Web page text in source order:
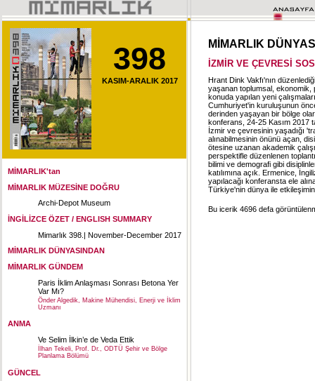
398
KASIM-ARALIK 2017
MİMARLIK'tan
MİMARLIK MÜZESİNE DOĞRU
Archi-Depot Museum
İNGİLİZCE ÖZET / ENGLISH SUMMARY
Mimarlık 398.| November-December 2017
MİMARLIK DÜNYASINDAN
MİMARLIK GÜNDEM
Paris İklim Anlaşması Sonrası Betona Yer
Var Mı?
Önder Algedik, Makine Mühendisi, Enerji ve İklim
Uzmanı
ANMA
Ve Selim İlkin’e de Veda Ettik
İlhan Tekeli, Prof. Dr., ODTÜ Şehir ve Bölge
Planlama Bölümü
GÜNCEL
MİMARLIK
İZMİR VE ÇEVRESİ
Hrant Dink Vakfı'nın
yaşanan toplumsal, ekonomik,
konuda yapılan yeni
Cumhuriyet'in kuruluşunun
derinden yaşayan bir bölge
konferans, 24-25 Kasım 2017
İzmir ve çevresinin yaşadığı
alınabilmesinin önünü açan,
ötesine uzanan akademik
perspektifle düzenlenen
bilimi ve demografi gibi
katılımına açık. Ermenice,
yapılacağı konferansta ele
Türkiye'nin dünya ile
Bu icerik 4696 defa